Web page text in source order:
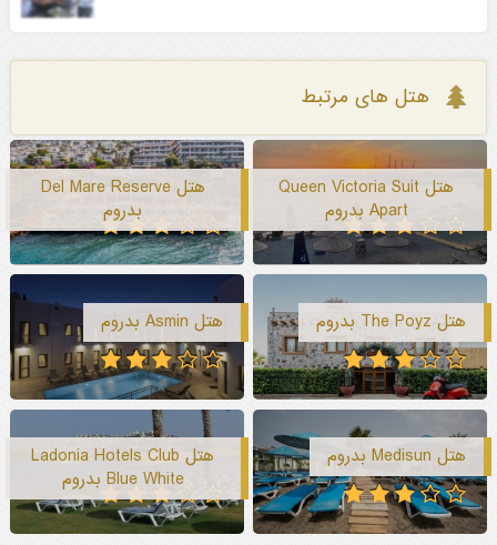
هتل های مرتبط
هتل Queen Victoria Suit
Apart بدروم
هتل Del Mare Reserve
بدروم
هتل The Poyz بدروم هتل Asmin بدروم
هتل Medisun بدروم
هتل Ladonia Hotels Club
Blue White بدروم